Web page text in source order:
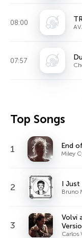
08:00
07:57
Top Songs
1 End
Miley
2 I Just
Bruno
3
Volví
Carlos